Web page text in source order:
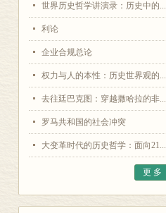
世界历史哲学讲演录：历史中的...
利论
企业合规总论
权力与人的本性：历史世界观的...
去往廷巴克图：穿越撒哈拉的非...
罗马共和国的社会冲突
大变革时代的历史哲学：面向21...
更 多